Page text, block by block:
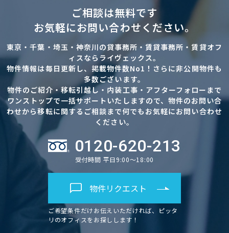
ご相談は無料です
お気軽にお問い合わせください。
東京・千葉・埼玉・神奈川の貸事務所・賃貸事務所・賃貸オフ
ィスならライヴェックス。
物件情報は毎日更新し、掲載物件数No1！さらに非公開物件も
多数ございます。
物件のご紹介・移転引越し・内装工事・アフターフォローまで
ワンストップで一括サポートいたしますので、物件のお問い合
わせから移転に関するご相談まで何でもお気軽にお問い合わせ
ください。
0120-620-213
受付時間 平日9:00～18:00
物件リクエスト
ご希望条件だけお伝えいただければ、ピッタ
リのオフィスをお探しします！